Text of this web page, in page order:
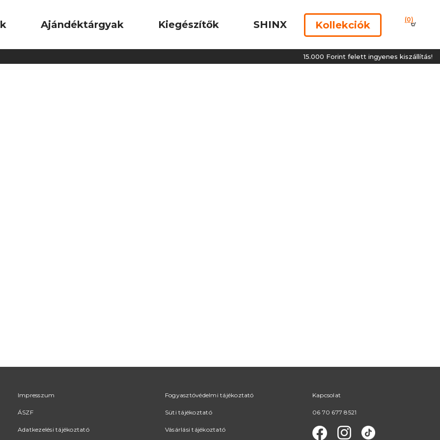
Ajándéktárgyak Kiegészítők SHINX Kollekciók (0)
15.000 Forint felett ingyenes kiszállítás!
Impresszum
ÁSZF
Adatkezelési tájékoztató
Fogyasztóvédelmi tájékoztató
Süti tájékoztató
Vásárlási tájékoztató
Kapcsolat
06 70 677 8521